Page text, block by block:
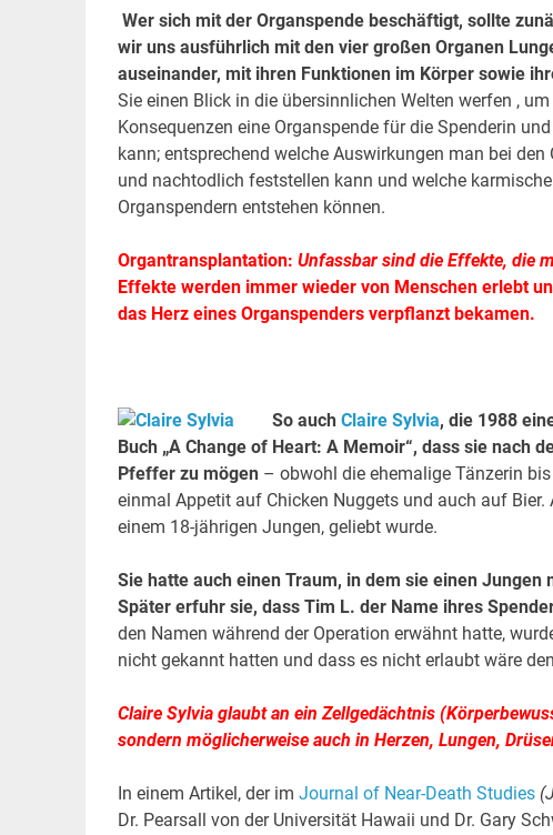
Wer sich mit der Organspende beschäftigt, sollte
wir uns ausführlich mit den vier großen Organen
auseinander, mit ihren Funktionen im Körper sowie
Sie einen Blick in die übersinnlichen Welten werfen ,
Konsequenzen eine Organspende für die Spenderin
kann; entsprechend welche Auswirkungen man bei
und nachtodlich feststellen kann und welche
Organspendern entstehen können.
Organtransplantation: Unfassbar sind die Effekte, die
Effekte werden immer wieder von Menschen erlebt
das Herz eines Organspenders verpflanzt bekamen.
So auch Claire Sylvia, die 1988
Buch „A Change of Heart: A Memoir“, dass sie nach
Pfeffer zu mögen– obwohl die ehemalige Tänzerin
einmal Appetit auf Chicken Nuggets und auch auf
einem 18-jährigen Jungen, geliebt wurde.
Sie hatte auch einen Traum, in dem sie einen
Später erfuhr sie, dass Tim L. der Name ihres
den Namen während der Operation erwähnt hatte,
nicht gekannt hatten und dass es nicht erlaubt wäre
Claire Sylvia glaubt an ein Zellgedächtnis
sondern möglicherweise auch in Herzen, Lungen,
In einem Artikel, der im Journal of Near-Death Studies
Dr. Pearsall von der Universität Hawaii und Dr. Gary